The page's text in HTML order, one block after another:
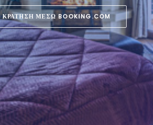
ΠΕΡΙΣΣOΤΕΡΑ